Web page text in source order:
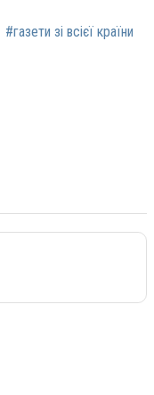
#газети зі всієї країни